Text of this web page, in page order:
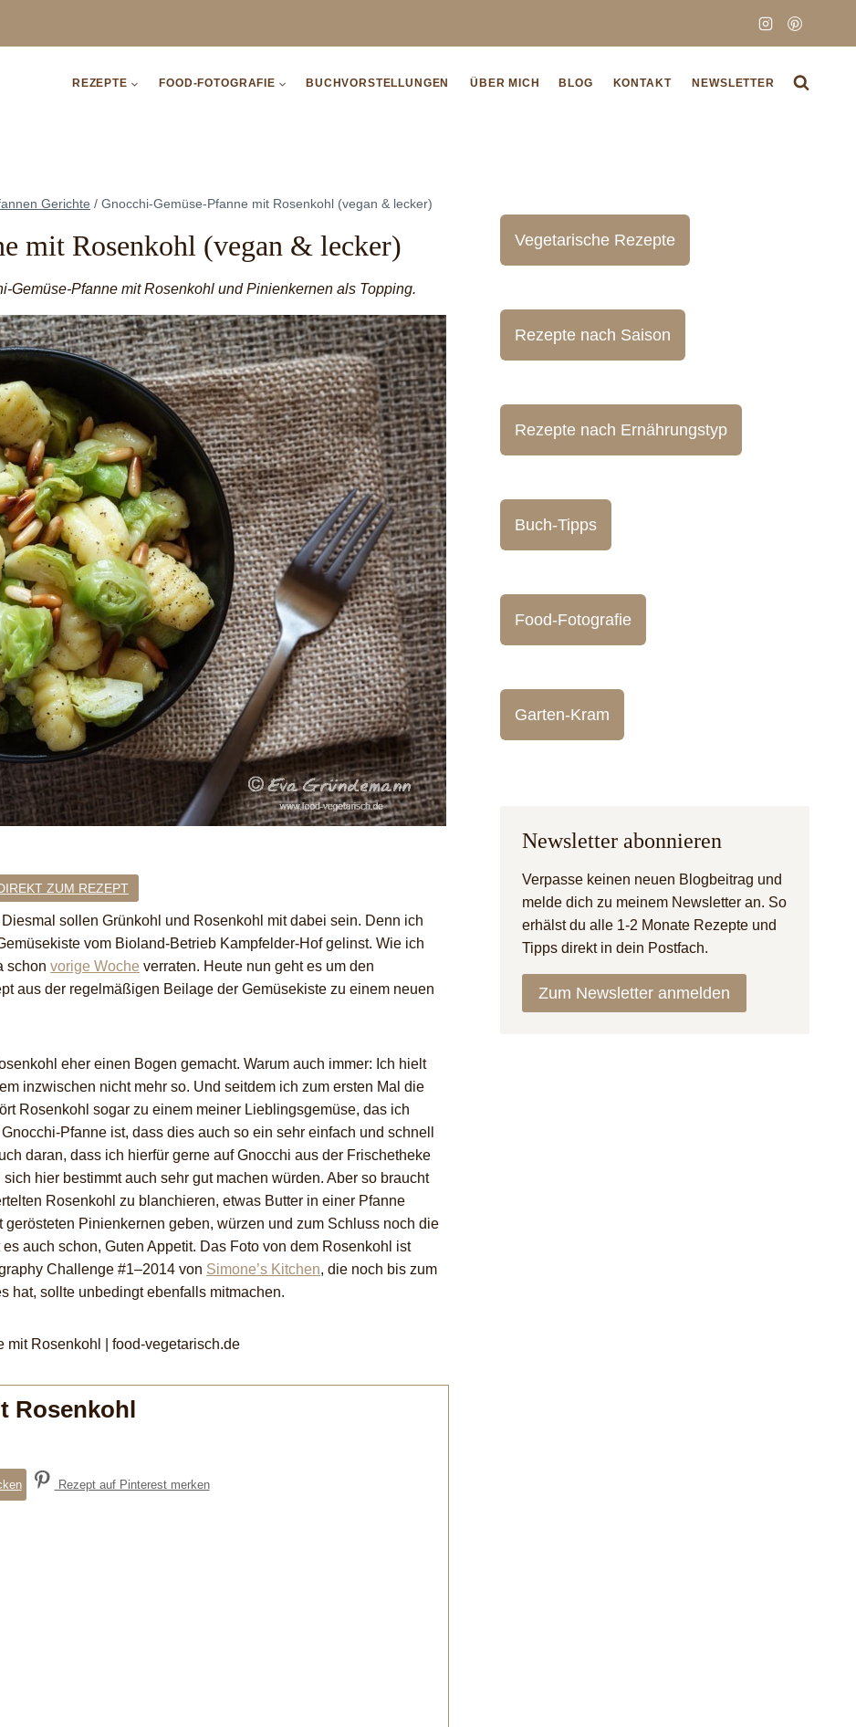
REZEPTE FOOD-FOTOGRAFIE BUCHVORSTELLUNGEN ÜBER MICH BLOG KONTAKT NEWSLETTER
Gerichte / Gnocchi-Gemüse-Pfanne mit Rosenkohl (vegan & lecker)
mit Rosenkohl (vegan & lecker)
Gemüse-Pfanne mit Rosenkohl und Pinienkernen als Topping.
ZUM REZEPT
sollen Grünkohl und Rosenkohl mit dabei sein. Denn ich
vom Bioland-Betrieb Kampfelder-Hof gelinst. Wie ich
schon vorige Woche verraten. Heute nun geht es um den
aus der regelmäßigen Beilage der Gemüsekiste zu einem neuen
eher einen Bogen gemacht. Warum auch immer: Ich hielt
inzwischen nicht mehr so. Und seitdem ich zum ersten Mal die
Rosenkohl sogar zu einem meiner Lieblingsgemüse, das ich
Pfanne ist, dass dies auch so ein sehr einfach und schnell
daran, dass ich hierfür gerne auf Gnocchi aus der Frischetheke
hier bestimmt auch sehr gut machen würden. Aber so braucht
Rosenkohl zu blanchieren, etwas Butter in einer Pfanne
Pinienkernen geben, würzen und zum Schluss noch die
auch schon, Guten Appetit. Das Foto von dem Rosenkohl ist
Challenge #1–2014 von Simone’s Kitchen, die noch bis zum
hat, sollte unbedingt ebenfalls mitmachen.
Rosenkohl
Rezept auf Pinterest merken
Vegetarische Rezepte
Rezepte nach Saison
Rezepte nach Ernährungstyp
Buch-Tipps
Food-Fotografie
Garten-Kram
Newsletter abonnieren
Verpasse keinen neuen Blogbeitrag und
melde dich zu meinem Newsletter an. So
erhälst du alle 1-2 Monate Rezepte und
Tipps direkt in dein Postfach.
Zum Newsletter anmelden